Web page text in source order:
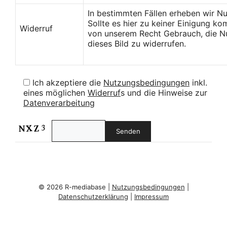
Widerruf
In bestimmten Fällen erheben wir
Sollte es hier zu keiner Einigung
von unserem Recht Gebrauch, die
dieses Bild zu widerrufen.
Ich akzeptiere die Nutzungsbedingungen inkl.
eines möglichen Widerrufs und die Hinweise zur
Datenverarbeitung
© 2026 R-mediabase | Nutzungsbedingungen
Datenschutzerklärung
Impressum